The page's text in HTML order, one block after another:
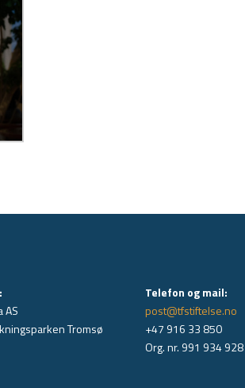
AS
Tromsø
Telefon og mail:
post@tfstiftelse.no
+47 916 33 850
Org. nr. 991 934 928